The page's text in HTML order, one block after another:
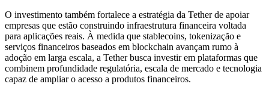
O investimento também fortalece a estratégia da Tether de apoiar
empresas que estão construindo infraestrutura financeira voltada
para aplicações reais. À medida que stablecoins, tokenização e
serviços financeiros baseados em blockchain avançam rumo à
adoção em larga escala, a Tether busca investir em plataformas que
combinem profundidade regulatória, escala de mercado e tecnologia
capaz de ampliar o acesso a produtos financeiros.